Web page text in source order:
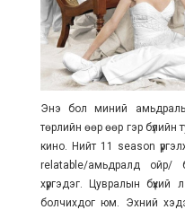
Энэ бол миний
төрлийн өөр өөр гэр бүлийн
кино. Нийт 11 season
relatable/амьдралд ойр/
хүргэдэг. Цувралын бүхий
болчихдог юм. Эхний